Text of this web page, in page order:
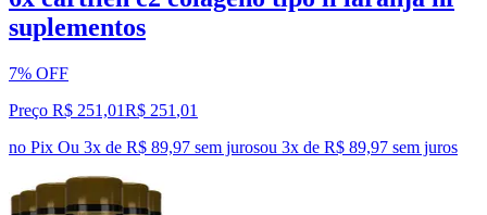
suplementos
7% OFF
Preço R$ 251,01R$ 251 ,01
no Pix Ou 3x de R$ 89,97 sem jurosou 3x de R$ 89,97 sem juros